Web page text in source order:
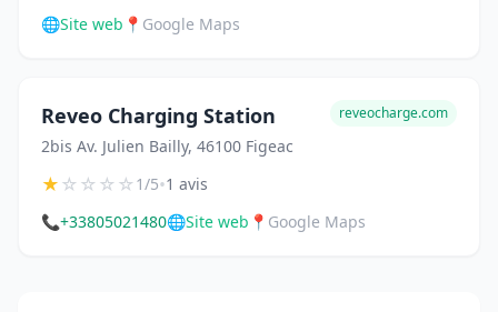
🌐Site web 📍 Google Maps
Reveo Charging Station
2bis Av. Julien Bailly, 46100 Figeac
reveocharge.com
★☆☆☆☆1/5•1 avis
📞+33805021480🌐Site web 📍 Google Maps